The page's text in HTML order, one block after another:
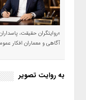
«روایتگران حقیقت،
آگاهی و معماران افکار
به روایت تصویر